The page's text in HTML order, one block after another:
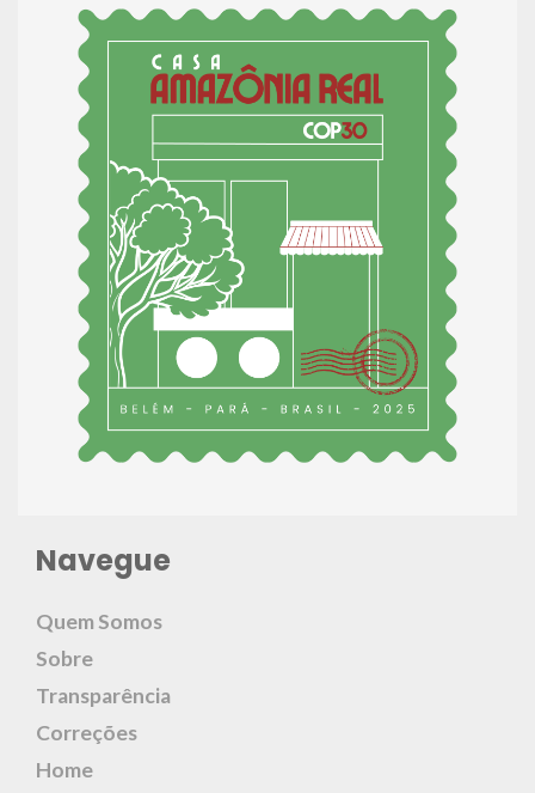
Navegue
Quem Somos
Sobre
Transparência
Correções
Home